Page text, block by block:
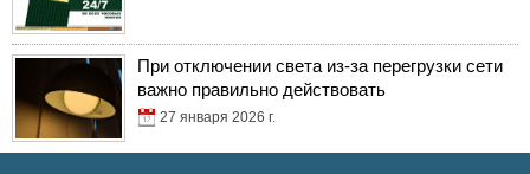
При отключении света из-за перегрузки сети
важно правильно действовать
27 января 2026 г.